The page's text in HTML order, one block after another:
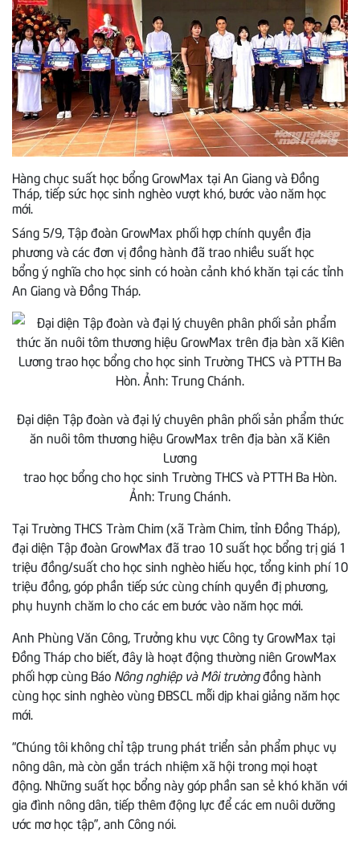
Hàng chục suất học bổng GrowMax tại An Giang và Đồng
Tháp, tiếp sức học sinh nghèo vượt khó, bước vào năm học
mới.
Sáng 5/9, Tập đoàn GrowMax phối hợp chính quyền địa
phương và các đơn vị đồng hành đã trao nhiều suất học
bổng ý nghĩa cho học sinh có hoàn cảnh khó khăn tại các tỉnh
An Giang và Đồng Tháp.
Đại diện Tập đoàn và đại lý chuyên phân phối sản phẩm thức
ăn nuôi tôm thương hiệu GrowMax trên địa bàn xã Kiên
Lương
trao học bổng cho học sinh Trường THCS và PTTH Ba Hòn.
Ảnh: Trung Chánh.
Tại Trường THCS Tràm Chim (xã Tràm Chim, tỉnh Đồng Tháp),
đại diện Tập đoàn GrowMax đã trao 10 suất học bổng trị giá 1
triệu đồng/suất cho học sinh nghèo hiếu học, tổng kinh phí 10
triệu đồng, góp phần tiếp sức cùng chính quyền đị phương,
phụ huynh chăm lo cho các em bước vào năm học mới.
Anh Phùng Văn Công, Trưởng khu vực Công ty GrowMax tại
Đồng Tháp cho biết, đây là hoạt động thường niên GrowMax
phối hợp cùng Báo Nông nghiệp và Môi trườngđồng hành
cùng học sinh nghèo vùng ĐBSCL mỗi dịp khai giảng năm học
mới.
“Chúng tôi không chỉ tập trung phát triển sản phẩm phục vụ
nông dân, mà còn gắn trách nhiệm xã hội trong mọi hoạt
động. Những suất học bổng này góp phần san sẻ khó khăn với
gia đình nông dân, tiếp thêm động lực để các em nuôi dưỡng
ước mơ học tập”, anh Công nói.